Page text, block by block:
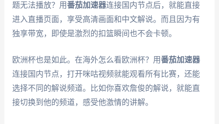
题无法播放？用番茄加速器连接国内节点后，就能直接
进入直播页面，享受高清画面和中文解说。而且因为有
独享带宽，即使是激烈的扣篮瞬间也不会卡顿。
欧洲杯也是如此。在海外怎么看欧洲杯？用番茄加速器
连接国内节点，打开咪咕视频就能观看所有比赛，还能
选择不同的解说频道。比如你喜欢詹俊的解说，就能直
接切换到他的频道，感受他激情的讲解。